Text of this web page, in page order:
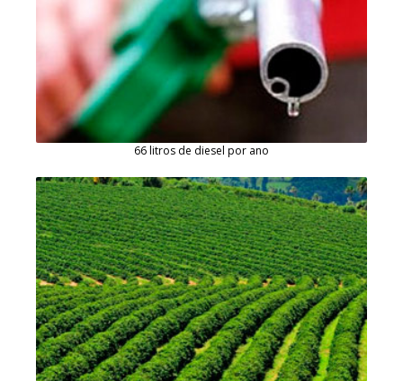
66 litros de diesel por ano